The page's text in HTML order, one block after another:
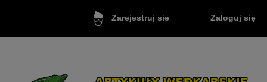
Zarejestruj się Zaloguj się